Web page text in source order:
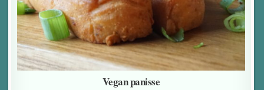
Vegan panisse